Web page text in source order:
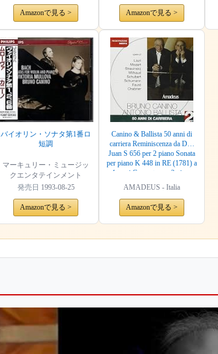
Amazonで見る > Amazonで見る >
バイオリン・ソナタ第1番ロ
短調
マーキュリー・ミュージッ
クエンタテインメント
発売日 1993-08-25
Amazonで見る >
Canino & Ballista 50 anni di
carriera Reminiscenza da Don
Juan S 656 per 2 piano Sonata
per piano K 448 in RE (1781) a
4 mani Concerto per 2 piano
(1931 35) Scaramouche op
165b (1937) per 2 pianoforti
AMADEUS - Italia
Amazonで見る >